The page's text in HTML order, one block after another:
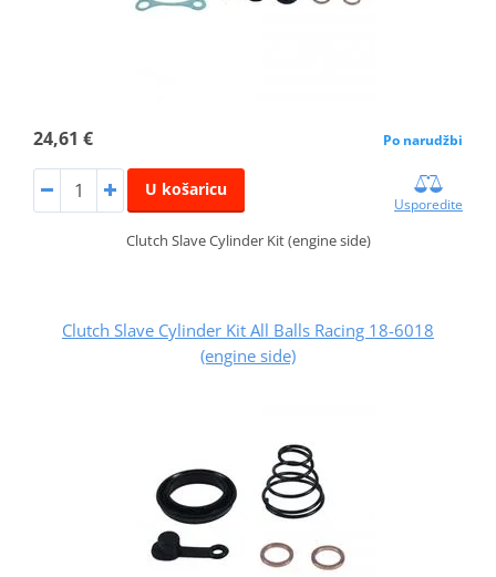
24,61 € Po narudžbi
U košaricu
Usporedite
Clutch Slave Cylinder Kit (engine side)
Clutch Slave Cylinder Kit All Balls Racing 18-6018
(engine side)